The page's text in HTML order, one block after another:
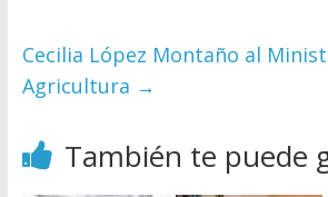
Cecilia López Montaño al
Agricultura →
También te puede